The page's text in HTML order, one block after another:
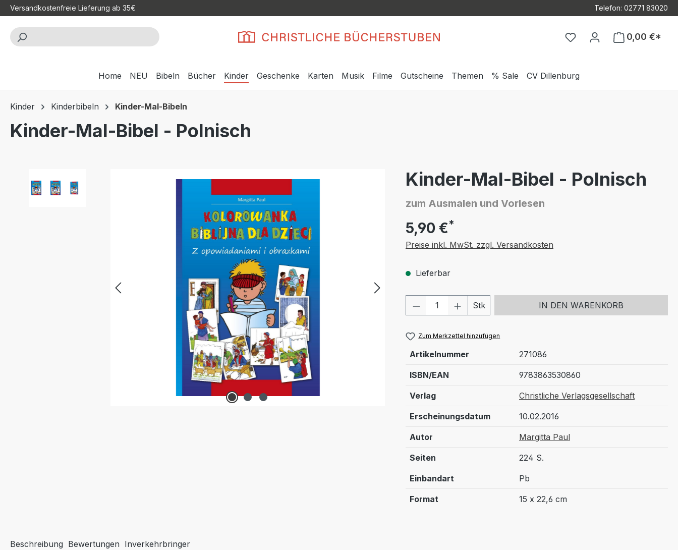
Hauptinhalt springen
Zur Suche springen
Zur Hauptnavigation springen
Versandkostenfreie Lieferung ab 35€ Telefon: 02771 83020
Du hast 0 Produkte auf
0,00 €*
Home NEU Bibeln Bücher Kinder Geschenke Karten Musik Filme Gutscheine Themen % Sale CV Dillenburg
Kinder Kinderbibeln Kinder-Mal-Bibeln
Kinder-Mal-Bibel - Polnisch
Kinder-Mal-Bibel - Polnisch
zum Ausmalen und Vorlesen
5,90 €*
Preise inkl. MwSt. zzgl. Versandkosten
Lieferbar
Produkt Anzahl: Gib den gewünschten Wert
Stk IN DEN WARENKORB
Zum Merkzettel hinzufügen
Artikelnummer 271086
ISBN/EAN 9783863530860
Verlag Christliche Verlagsgesellschaft
Erscheinungsdatum 10.02.2016
Autor Margitta Paul
Seiten 224 S.
Einbandart Pb
Format 15 x 22,6 cm
Beschreibung Bewertungen Inverkehrbringer